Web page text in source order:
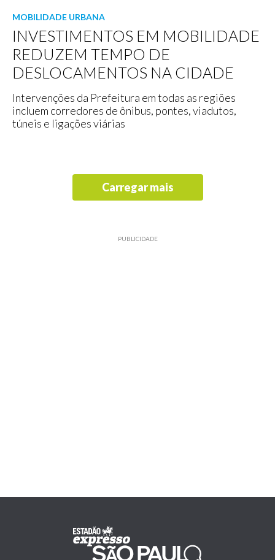
MOBILIDADE URBANA
INVESTIMENTOS EM MOBILIDADE
REDUZEM TEMPO DE
DESLOCAMENTOS NA CIDADE
Intervenções da Prefeitura em todas as regiões
incluem corredores de ônibus, pontes, viadutos,
túneis e ligações viárias
Carregar mais
PUBLICIDADE